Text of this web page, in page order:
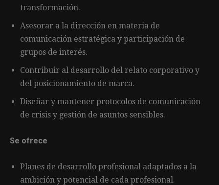
transformación.
Asesorar a la dirección en materia de
comunicación estratégica y participación de
grupos de interés.
Contribuir al desarrollo del relato corporativo y
del posicionamiento de marca.
Diseñar y mantener protocolos de comunicación
de crisis y gestión de asuntos sensibles.
Se ofrece
Planes de desarrollo profesional adaptados a la
ambición y potencial de cada profesional.